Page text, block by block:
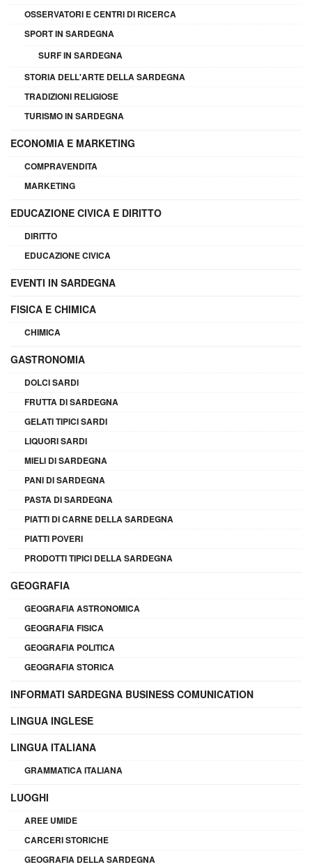
OSSERVATORI E CENTRI DI RICERCA
SPORT IN SARDEGNA
SURF IN SARDEGNA
STORIA DELL'ARTE DELLA SARDEGNA
TRADIZIONI RELIGIOSE
TURISMO IN SARDEGNA
ECONOMIA E MARKETING
COMPRAVENDITA
MARKETING
EDUCAZIONE CIVICA E DIRITTO
DIRITTO
EDUCAZIONE CIVICA
EVENTI IN SARDEGNA
FISICA E CHIMICA
CHIMICA
GASTRONOMIA
DOLCI SARDI
FRUTTA DI SARDEGNA
GELATI TIPICI SARDI
LIQUORI SARDI
MIELI DI SARDEGNA
PANI DI SARDEGNA
PASTA DI SARDEGNA
PIATTI DI CARNE DELLA SARDEGNA
PIATTI POVERI
PRODOTTI TIPICI DELLA SARDEGNA
GEOGRAFIA
GEOGRAFIA ASTRONOMICA
GEOGRAFIA FISICA
GEOGRAFIA POLITICA
GEOGRAFIA STORICA
INFORMATI SARDEGNA BUSINESS COMUNICATION
LINGUA INGLESE
LINGUA ITALIANA
GRAMMATICA ITALIANA
LUOGHI
AREE UMIDE
CARCERI STORICHE
GEOGRAFIA DELLA SARDEGNA